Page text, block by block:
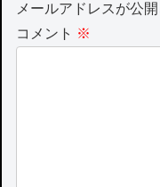
メールアドレスが公
コメント ※